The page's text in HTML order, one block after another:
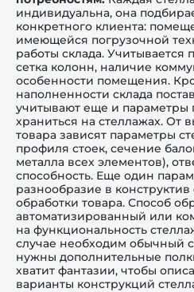
индивидуальна, она
конкретного клиента:
имеющейся погрузочной
работы склада. Учитывается
сетка колонн, наличие
особенности помещения.
наполненности склада
учитывают еще и параметры
храниться на стеллажах. От
товара зависят параметры
профиля стоек, сечение
металла всех элементов),
способность. Еще один
разнообразие в
обработки товара. Способ
автоматизированный или
на функциональность
случае необходим обычный
нужны дополнительные
хватит фантазии, чтобы
варианты конструкций